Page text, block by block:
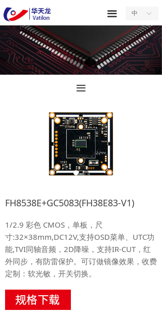
끀
首页
关于我们
产品中心
ꀅ
中
FH8538E+GC5083(FH38E83-V1)
1/2.9 彩色 CMOS，单板，尺
寸:32×38mm,DC12V,支持OSD菜单、UTC功
能,TVI同轴音频，2D降噪，支持IR-CUT，红
外同步，有防雷保护。可订做镜像效果，收费
定制：软光敏，开关切换。
끀